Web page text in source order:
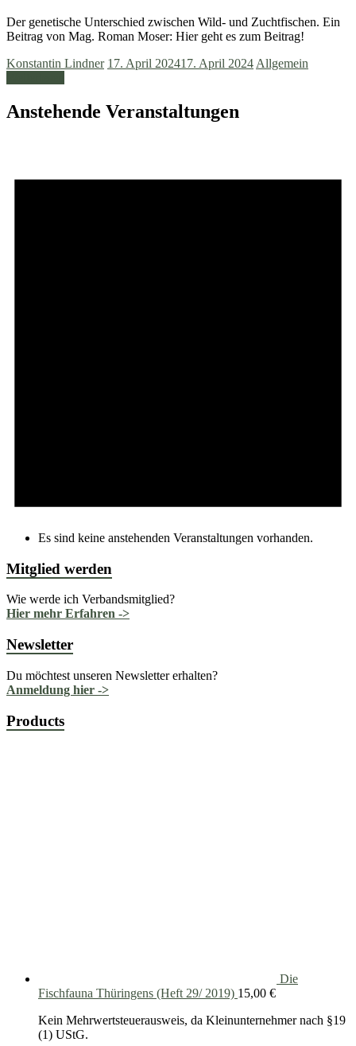
Der genetische Unterschied zwischen Wild- und Zuchtfischen. Ein
Beitrag von Mag. Roman Moser: Hier geht es zum Beitrag!
Konstantin Lindner 17. April 202417. April 2024 Allgemein
Anstehende Veranstaltungen
Es sind keine anstehenden Veranstaltungen vorhanden.
Mitglied werden
Wie werde ich Verbandsmitglied?
Hier mehr Erfahren ->
Newsletter
Du möchtest unseren Newsletter erhalten?
Anmeldung hier ->
Products
Die
Fischfauna Thüringens (Heft 29/ 2019) 15,00 €
Kein Mehrwertsteuerausweis, da Kleinunternehmer nach §19
(1) UStG.